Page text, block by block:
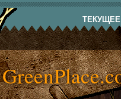
ТЕКУЩЕЕ